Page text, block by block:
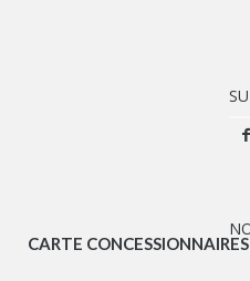
CARTE CONCESSIONNAIRES